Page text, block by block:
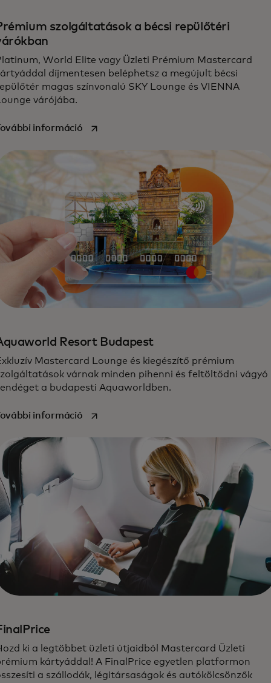
szolgáltatások a bécsi repülőtéri
World Elite vagy Üzleti Prémium Mastercard
díjmentesen beléphetsz a megújult bécsi
magas színvonalú SKY Lounge és VIENNA
várójába.
információ‎opens in a new tab
Resort Budapest
Mastercard Lounge és kiegészítő prémium
várnak minden pihenni és feltöltődni vágyó
a budapesti Aquaworldben.
információ‎opens in a new tab
ki a legtöbbet üzleti útjaidból Mastercard Üzleti
kártyáddal! A FinalPrice egyetlen platformon
a szállodák, légitársaságok és autókölcsönzők